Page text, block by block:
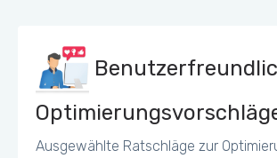
Ausgewählte Ratschläge zur